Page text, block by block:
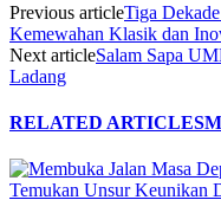
Previous articleTiga
Kemewahan Klasik dan
Next articleSalam Sapa
Ladang
RELATED ARTICLES